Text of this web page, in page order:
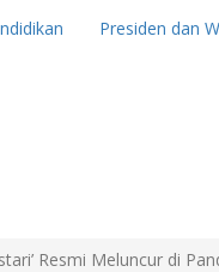
Presiden dan
Resmi Meluncur di